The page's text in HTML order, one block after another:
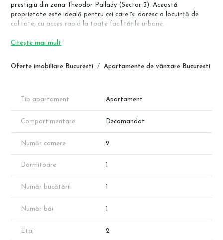
Oferte imobiliare Bucuresti Apartamente de vânzare Bucuresti
prestigiu din zona Theodor Pallady (Sector 3). Această
proprietate este ideală pentru cei care își doresc o locuință de
calitate, cu acces rapid la toate facilitățile urbane.
✨ Detalii Tehnice:
Compartimentare Excelentă:
Dormitor: 13.70 mp.
Hol: 5.00 mp.
Dotări Premium: Încălzire prin pardoseală, centrală termică
proprie, ferestre mari pentru luminozitate sporită și finisaje
complete la alegerea viitorilor locatari.
pentru parcare).
Preț Avans 15%: 92.140 Euro + TVA.
Parcare subterană acoperită: 11.000 Euro.
Citește mai mult
Tip apartament Apartament
Compartimentare Decomandat
Număr camere 2
Dormitoare 1
Număr bucătării 1
Număr băi 1
Etaj 2